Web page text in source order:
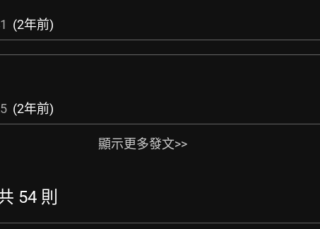
(2年前)
(2年前)
顯示更多發文>>
54 則